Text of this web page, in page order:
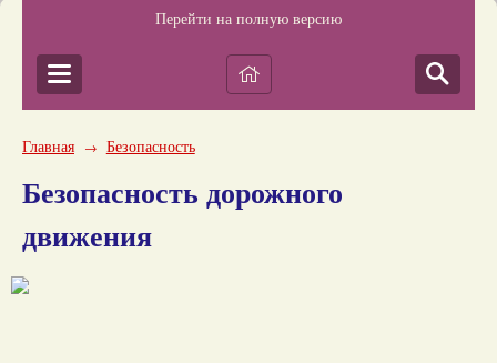
Перейти на полную версию
Главная → Безопасность
Безопасность дорожного
движения